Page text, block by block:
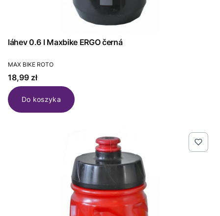
láhev 0.6 l Maxbike ERGO černá
PRODUCENT
MAX BIKE ROTO
Cena
18,99 zł
Do koszyka